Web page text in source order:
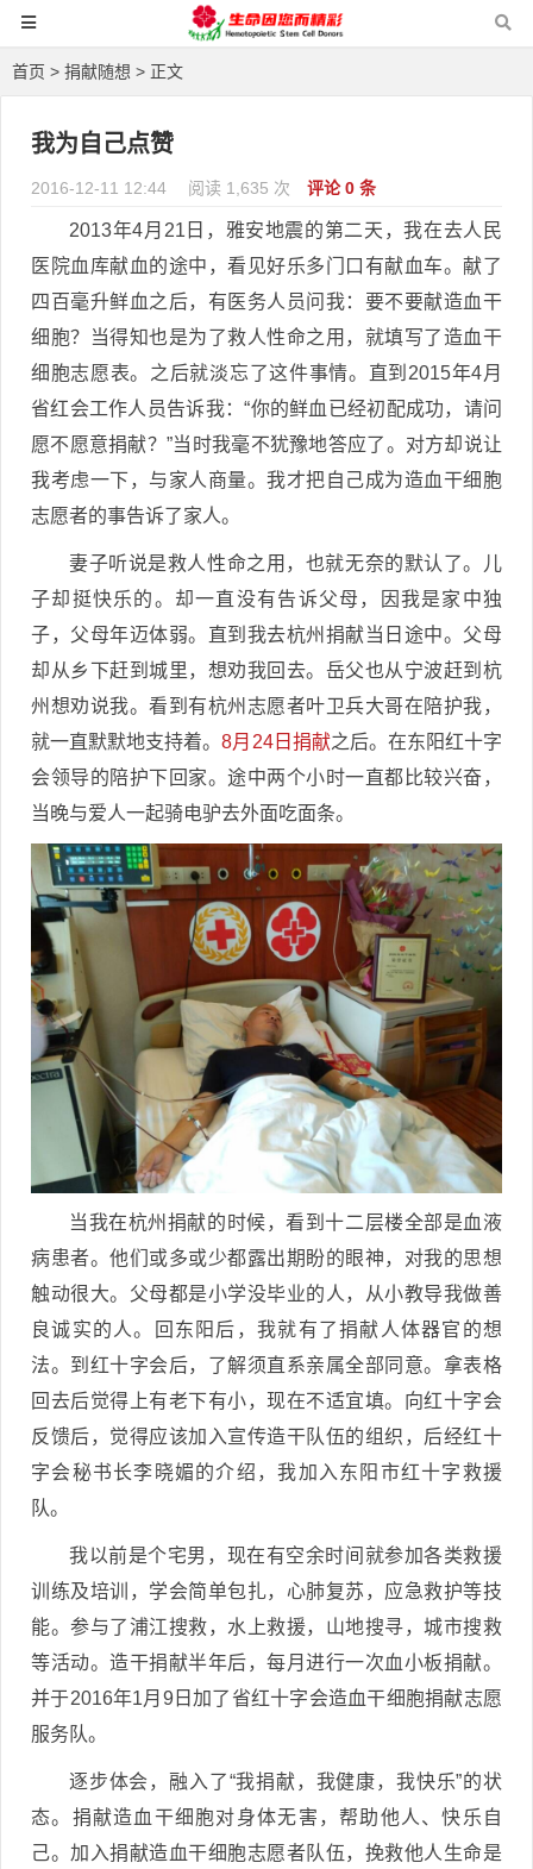
首页 > 捐献随想 > 正文
我为自己点赞
2016-12-11 12:44 阅读 1,635 次 评论 0 条
2013年4月21日，雅安地震的第二天，我在去人民
医院血库献血的途中，看见好乐多门口有献血车。献了
四百毫升鲜血之后，有医务人员问我：要不要献造血干
细胞？当得知也是为了救人性命之用，就填写了造血干
细胞志愿表。之后就淡忘了这件事情。直到2015年4月
省红会工作人员告诉我：“你的鲜血已经初配成功，请问
愿不愿意捐献？”当时我毫不犹豫地答应了。对方却说让
我考虑一下，与家人商量。我才把自己成为造血干细胞
志愿者的事告诉了家人。
妻子听说是救人性命之用，也就无奈的默认了。儿
子却挺快乐的。却一直没有告诉父母，因我是家中独
子，父母年迈体弱。直到我去杭州捐献当日途中。父母
却从乡下赶到城里，想劝我回去。岳父也从宁波赶到杭
州想劝说我。看到有杭州志愿者叶卫兵大哥在陪护我，
就一直默默地支持着。8月24日捐献之后。在东阳红十字
会领导的陪护下回家。途中两个小时一直都比较兴奋，
当晚与爱人一起骑电驴去外面吃面条。
当我在杭州捐献的时候，看到十二层楼全部是血液
病患者。他们或多或少都露出期盼的眼神，对我的思想
触动很大。父母都是小学没毕业的人，从小教导我做善
良诚实的人。回东阳后，我就有了捐献人体器官的想
法。到红十字会后，了解须直系亲属全部同意。拿表格
回去后觉得上有老下有小，现在不适宜填。向红十字会
反馈后，觉得应该加入宣传造干队伍的组织，后经红十
字会秘书长李晓媚的介绍，我加入东阳市红十字救援
队。
我以前是个宅男，现在有空余时间就参加各类救援
训练及培训，学会简单包扎，心肺复苏，应急救护等技
能。参与了浦江搜救，水上救援，山地搜寻，城市搜救
等活动。造干捐献半年后，每月进行一次血小板捐献。
并于2016年1月9日加了省红十字会造血干细胞捐献志愿
服务队。
逐步体会，融入了“我捐献，我健康，我快乐”的状
态。捐献造血干细胞对身体无害，帮助他人、快乐自
己。加入捐献造血干细胞志愿者队伍，挽救他人生命是